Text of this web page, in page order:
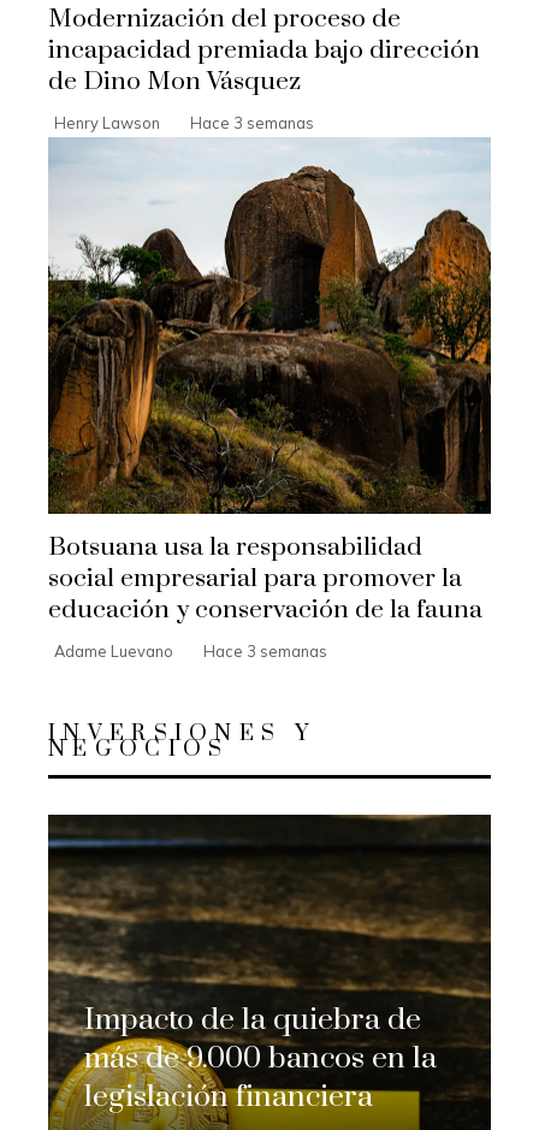
Modernización del proceso de
incapacidad premiada bajo dirección
de Dino Mon Vásquez
Henry Lawson Hace 3 semanas
Botsuana usa la responsabilidad
social empresarial para promover la
educación y conservación de la fauna
Adame Luevano Hace 3 semanas
INVERSIONES Y
NEGOCIOS
Impacto de la quiebra de
más de 9.000 bancos en la
legislación financiera